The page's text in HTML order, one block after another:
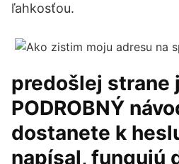
ľahkosťou.
predošlej strane
PODROBNÝ
dostanete k
napísal, fungujú